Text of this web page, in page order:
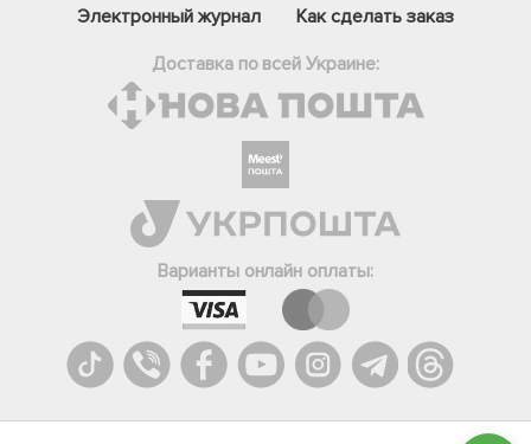
Электронный журнал
Как сделать заказ
Доставка по всей Украине:
Варианты онлайн оплаты:
Телеграм
Вайбер
Онлайн чат